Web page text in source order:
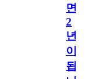
면
2
년
이
됩